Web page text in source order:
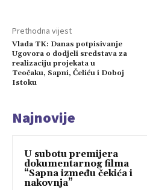
Prethodna vijest
Vlada TK: Danas potpisivanje
Ugovora o dodjeli sredstava za
realizaciju projekata u
Teočaku, Sapni, Čeliću i Doboj
Istoku
Najnovije
U subotu premijera
dokumentarnog filma
“Sapna između čekića i
nakovnja”